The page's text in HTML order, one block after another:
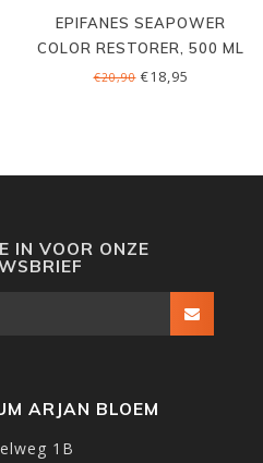
EPIFANES SEAPOWER
COLOR RESTORER, 500 ML
€20,90€18,95
IN VOOR ONZE
ARJAN BLOEM
1B